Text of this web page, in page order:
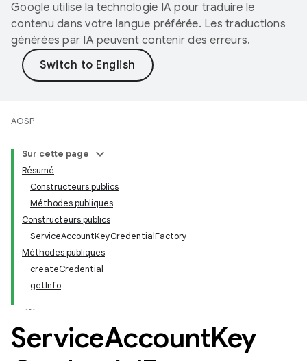
Google utilise la technologie IA pour traduire le
contenu dans votre langue préférée. Les traductions
générées par IA peuvent contenir des erreurs.
AOSP
Sur cette page
Résumé
Constructeurs publics
Méthodes publiques
Constructeurs publics
ServiceAccountKeyCredentialFactory
Méthodes publiques
createCredential
getInfo
ServiceAccountKey